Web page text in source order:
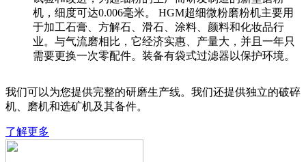
机，细度可达0.006毫米。 HGM超细微粉磨粉机主要用
于加工石膏、方解石、滑石、涂料、颜料和化妆品行
业。与气流磨相比，它经济实惠、产量大，并且一年只
需要更换一次零配件。装备有袋式过滤器以保护环境。
我们可以为您提供完整的研磨生产线。我们还提供独立的破碎
机、磨机和选矿机及其备件。
了解更多